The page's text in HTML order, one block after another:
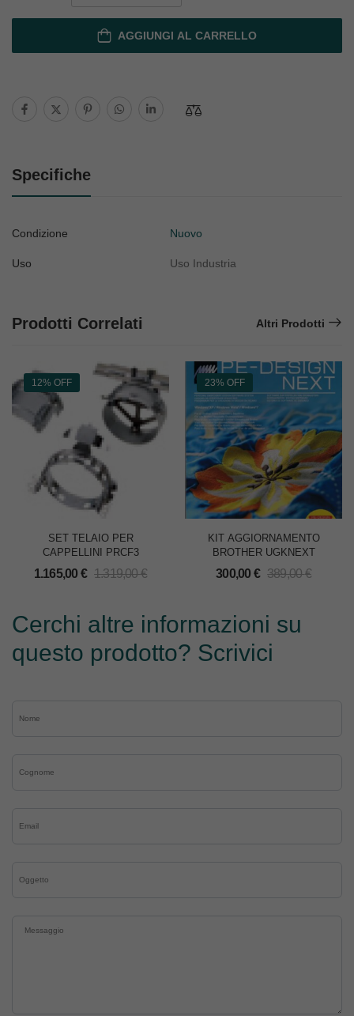
AGGIUNGI AL CARRELLO
Specifiche
Condizione Nuovo
Uso Uso Industria
Prodotti Correlati Altri Prodotti
12% OFF
SET TELAIO PER
CAPPELLINI PRCF3
1.165,00 € 1.319,00€
23% OFF
KIT AGGIORNAMENTO
BROTHER UGKNEXT
300,00 € 389,00€
Cerchi altre informazioni su
questo prodotto? Scrivici